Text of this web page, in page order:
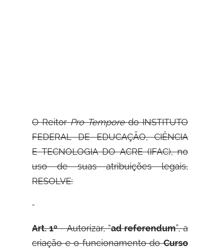
O ReitorPro Temporedo INSTITUTO
FEDERAL DE EDUCAÇÃO, CIÊNCIA
ETECNOLOGIA DO ACRE (IFAC), no
uso de suas atribuições legais,
RESOLVE:
Art. 1º- Autorizar, “ad referendum”, a
criação e o funcionamento doCurso